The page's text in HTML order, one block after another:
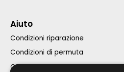
Aiuto
Condizioni riparazione
Condizioni di permuta
Condizioni di vendita